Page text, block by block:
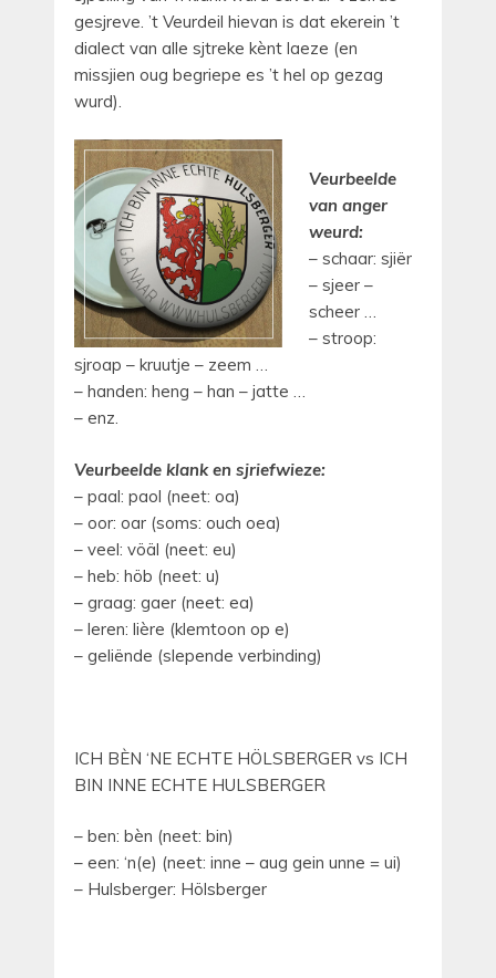
gesjreve. ’t Veurdeil hievan is dat ekerein ’t
dialect van alle sjtreke kènt laeze (en
missjien oug begriepe es ’t hel op gezag
wurd).
Veurbeelde
van anger
weurd:
– schaar: sjiër
– sjeer –
scheer …
– stroop:
sjroap – kruutje – zeem …
– handen: heng – han – jatte …
– enz.
Veurbeelde klank en sjriefwieze:
– paal: paol (neet: oa)
– oor: oar (soms: ouch oea)
– veel: vöäl (neet: eu)
– heb: höb (neet: u)
– graag: gaer (neet: ea)
– leren: lière (klemtoon op e)
– geliënde (slepende verbinding)
ICH BÈN ‘NE ECHTE HÖLSBERGER vs ICH
BIN INNE ECHTE HULSBERGER
– ben: bèn (neet: bin)
– een: ‘n(e) (neet: inne – aug gein unne = ui)
– Hulsberger: Hölsberger